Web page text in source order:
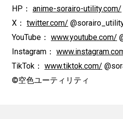
HP： anime-sorairo-utility.com/
X： twitter.com/
YouTube： www.youtube.com/
Instagram：
TikTok： www.tiktok.com/
©空色ユーティリティ